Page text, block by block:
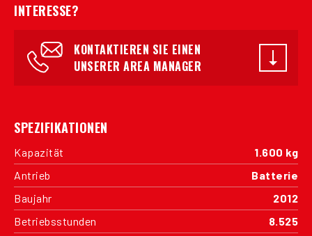
INTERESSE?
KONTAKTIEREN SIE EINEN
UNSERER AREA MANAGER
SPEZIFIKATIONEN
Kapazität
1.600 kg
Antrieb
Batterie
Baujahr
2012
Betriebsstunden
8.525